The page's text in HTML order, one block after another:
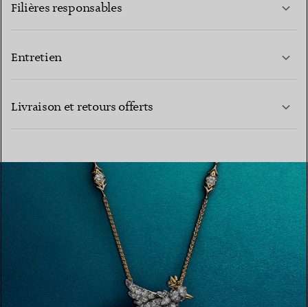
Filières responsables
Entretien
Livraison et retours offerts